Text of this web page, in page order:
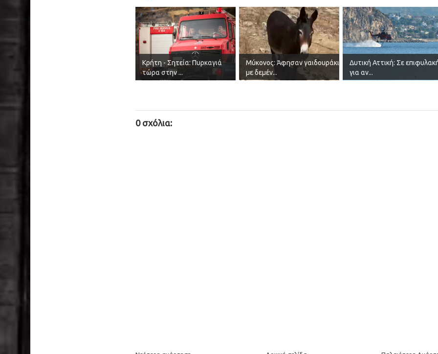
Κρήτη - Σητεία: Πυρκαγιά
τώρα στην ...
Μύκονος: Άφησαν γαιδουράκι
με δεμέν...
Δυτική Αττική: Σε
για αν...
0 σχόλια: